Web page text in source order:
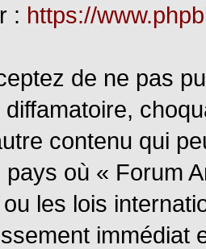
: https://
de ne pas
contenu qui
pays où « Forum
les lois
immédiat